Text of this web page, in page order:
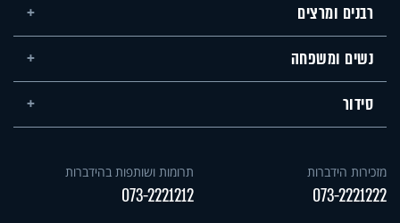
רבנים ומרצים
נשים ומשפחה
סידור
מזכירות הידברות
073-2221222
תרומות ושותפות בהידברות
073-2221212